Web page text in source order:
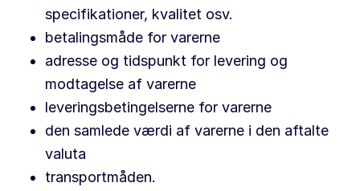
specifikationer, kvalitet osv.
betalingsmåde for varerne
adresse og tidspunkt for levering og
modtagelse af varerne
leveringsbetingelserne for varerne
den samlede værdi af varerne i den aftalte
valuta
transportmåden.